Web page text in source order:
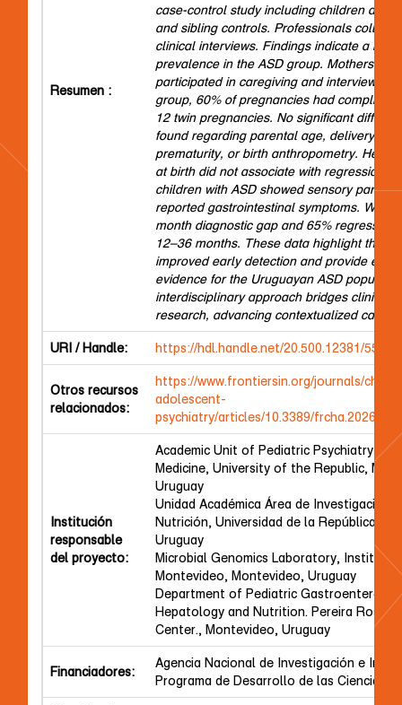
Resumen :
case-control study including children aged
and sibling controls. Professionals
clinical interviews. Findings indicate a
prevalence in the ASD group. Mothers
participated in caregiving and interviews.
group, 60% of pregnancies had
12 twin pregnancies. No significant
found regarding parental age, delivery
prematurity, or birth anthropometry. Head
at birth did not associate with regression
children with ASD showed sensory
reported gastrointestinal symptoms. We
month diagnostic gap and 65% regression
12–36 months. These data highlight the
improved early detection and provide
evidence for the Uruguayan ASD
interdisciplinary approach bridges clinical
research, advancing contextualized care
URI / Handle: https://hdl.handle.net/20.500.12381/5550
Otros recursos
relacionados:
https://www.frontiersin.org/journals/child-
adolescent-
psychiatry/articles/10.3389/
Institución
responsable
del proyecto:
Academic Unit of Pediatric Psychiatry,
Medicine, University of the Republic,
Uruguay
Unidad Académica Área de Investigación,
Nutrición, Universidad de la República,
Uruguay
Microbial Genomics Laboratory, Institut
Montevideo, Montevideo, Uruguay
Department of Pediatric
Hepatology and Nutrition. Pereira
Center., Montevideo, Uruguay
Financiadores:
Agencia Nacional de Investigación e
Programa de Desarrollo de las Ciencias